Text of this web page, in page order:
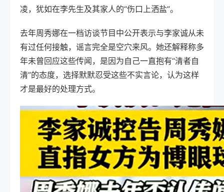
凌，犹如在李先生及其家人的“伤口上洒盐”。
去年周秀娜在一档访谈节目中公开表示与李家诚从未
有过任何接触，谣言完全是空穴来风。她还解释称多
年未曾回应这些传闻，是因为自己一直抱有“清者自
清”的态度，选择默默忍受这些不实言论，认为这样
才是最好的处理方式。